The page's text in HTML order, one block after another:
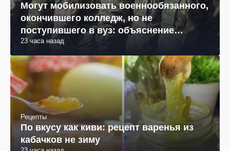
Могут мобилизовать военнообязанного,
окончившего колледж, но не
поступившего в вуз: объяснение
юриста
23 часа назад
Рецепты
По вкусу как киви: рецепт варенья из
кабачков не зиму